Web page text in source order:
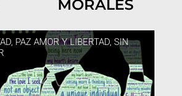
MORALES
, PAZ AMOR Y LIBERTAD, SIN